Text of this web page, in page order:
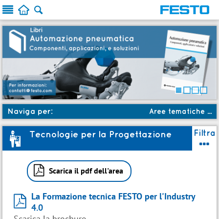
  
Naviga per: Aree tematiche ...
a Aree tematiche
c
Ruoli
★ Novità
Filtra

3 Tecnologie per la Progettazione
 Scarica il pdf dell'area
 La Formazione tecnica FESTO per l'Industry
4.0